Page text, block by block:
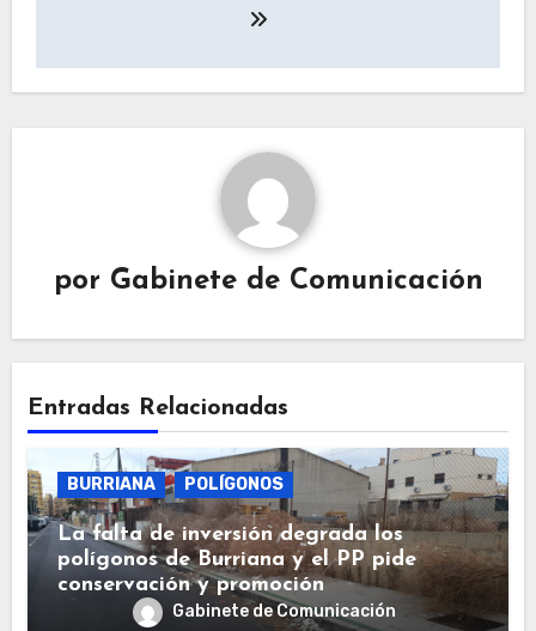
por Gabinete de Comunicación
Entradas Relacionadas
BURRIANA POLÍGONOS
La falta de inversión degrada los
polígonos de Burriana y el PP pide
conservación y promoción
Gabinete de Comunicación